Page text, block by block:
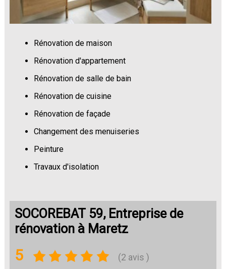
Rénovation de maison
Rénovation d'appartement
Rénovation de salle de bain
Rénovation de cuisine
Rénovation de façade
Changement des menuiseries
Peinture
Travaux d'isolation
SOCOREBAT 59, Entreprise de
rénovation à Maretz
5 (2 avis )